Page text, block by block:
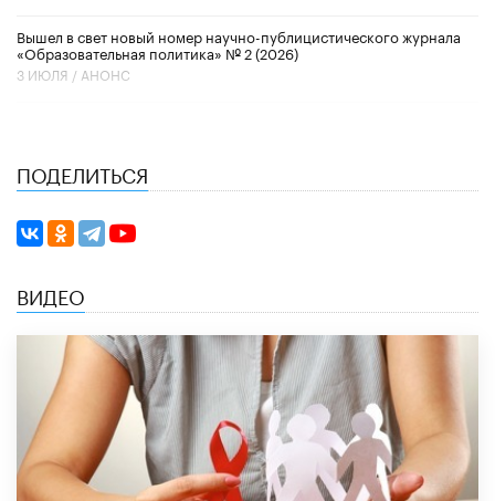
Вышел в свет новый номер научно-публицистического журнала
«Образовательная политика» № 2 (2026)
3 ИЮЛЯ / АНОНС
ПОДЕЛИТЬСЯ
ВИДЕО